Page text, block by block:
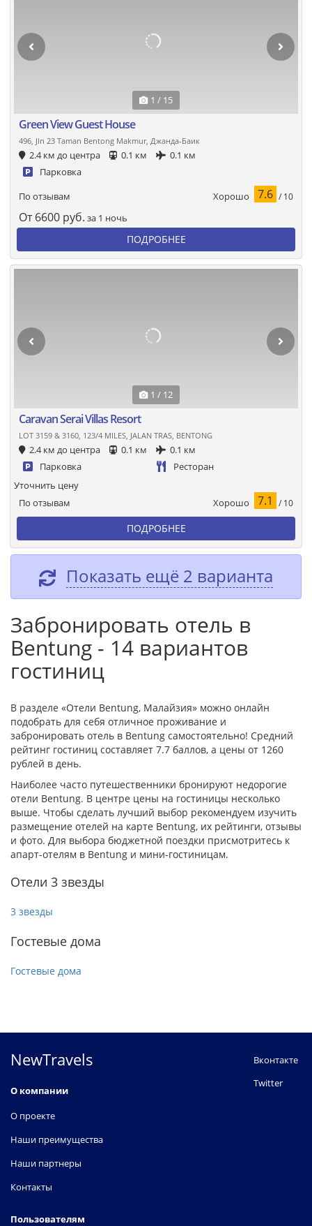
1 / 15
Green View Guest House
496, Jln 23 Taman Bentong Makmur, Джанда-Баик
2.4 км до центра 0.1 км
0.1 км
Парковка
По отзывам Хорошо 7.6 / 10
От 6600 руб. за 1 ночь
ПОДРОБНЕЕ
1 / 12
Caravan Serai Villas Resort
LOT 3159 & 3160, 123/4 MILES, JALAN TRAS, BENTONG
2.4 км до центра 0.1 км
0.1 км
Парковка
Ресторан
По отзывам Хорошо 7.1 / 10
Уточнить цену
ПОДРОБНЕЕ
Показать ещё 2 варианта
Забронировать отель в
Bentung - 14 вариантов
гостиниц
В разделе «Отели Bentung, Малайзия» можно онлайн
подобрать для себя отличное проживание и
забронировать отель в Bentung самостоятельно! Средний
рейтинг гостиниц составляет 7.7 баллов, а цены от 1260
рублей в день.
Наиболее часто путешественники бронируют недорогие
отели Bentung. В центре цены на гостиницы несколько
выше. Чтобы сделать лучший выбор рекомендуем изучить
размещение отелей на карте Bentung, их рейтинги, отзывы
и фото. Для выбора бюджетной поездки присмотритесь к
апарт-отелям в Bentung и мини-гостиницам.
Отели 3 звезды
3 звезды
Гостевые дома
Гостевые дома
NewTravels
О компании
О проекте
Наши преимущества
Наши партнеры
Контакты
Пользователям
Вконтакте
Twitter